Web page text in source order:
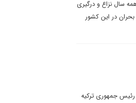
سال نزاع و درگیری
در این کشور
ایرانی می نویسد: انتخابات ترکیه در ۱۴ می ۲۰۲۴ که انتخاب رئیس جمهوری ترکیه